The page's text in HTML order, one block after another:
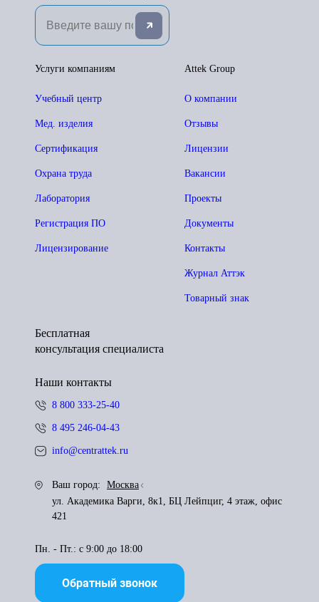
Attek Group
О компании
Отзывы
Лицензии
Вакансии
Проекты
Документы
Контакты
Журнал Аттэк
Товарный знак
Услуги компаниям
Учебный центр
Мед. изделия
Сертификация
Охрана труда
Лаборатория
Регистрация ПО
Лицензирование
Бесплатная
консультация специалиста
Наши контакты
8 800 333-25-40
8 495 246-04-43
info@centrattek.ru
Ваш город:
Москва
ул. Академика Варги, 8к1, БЦ Лейпциг, 4 этаж, офис
421
Пн. - Пт.: с 9:00 до 18:00
Обратный звонок